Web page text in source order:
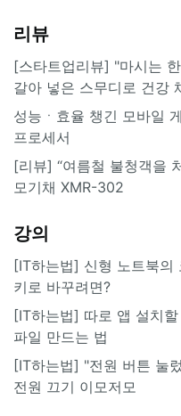
리뷰
[스타트업리뷰] "마시는
갈아 넣은 스무디로 건강
성능ㆍ효율 챙긴 모바일
프로세서
[리뷰] “여름철 불청객을
모기채 XMR-302
강의
[IT하는법] 신형 노트북의
키로 바꾸려면?
[IT하는법] 따로 앱 설치
파일 만드는 법
[IT하는법] "전원 버튼 눌
전원 끄기 이모저모